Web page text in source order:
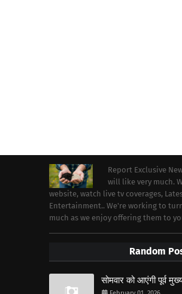
Report Exclusive
will like very much.
website, watch live tv coverages,
Entertainment.. We're working to
much as we enjoy offering them to
Random
सोमवार को आएंगी पूर्व